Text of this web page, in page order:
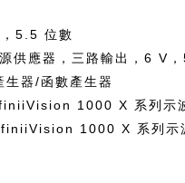
5.5 位數
供應器，三路輸出，6 V
生器/函數產生器
1000 X 系列示
1000 X 系列示